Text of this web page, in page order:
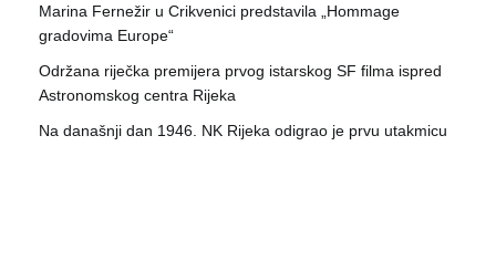
Marina Fernežir u Crikvenici predstavila „Hommage
gradovima Europe“
Održana riječka premijera prvog istarskog SF filma ispred
Astronomskog centra Rijeka
Na današnji dan 1946. NK Rijeka odigrao je prvu utakmicu